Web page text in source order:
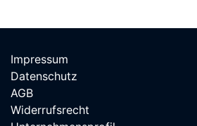
Impressum
Datenschutz
AGB
Widerrufsrecht